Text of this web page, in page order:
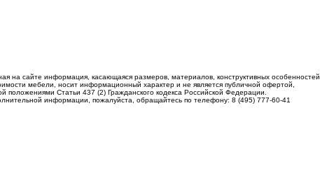
на сайте информация, касающаяся размеров, материалов, конструктивных особенностей,
мебели, носит информационный характер и не является публичной офертой,
положениями Статьи 437 (2) Гражданского кодекса Российской Федерации.
информации, пожалуйста, обращайтесь по телефону: 8 (495) 777-60-41